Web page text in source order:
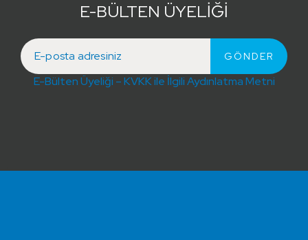
E-BÜLTEN ÜYELİĞİ
E-Bülten Üyeliği – KVKK ile İlgili Aydınlatma Metni